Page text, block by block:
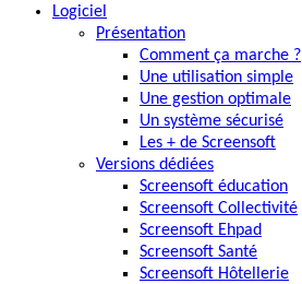
Logiciel
Présentation
Comment ça marche ?
Une utilisation simple
Une gestion optimale
Un système sécurisé
Les + de Screensoft
Versions dédiées
Screensoft éducation
Screensoft Collectivité
Screensoft Ehpad
Screensoft Santé
Screensoft Hôtellerie